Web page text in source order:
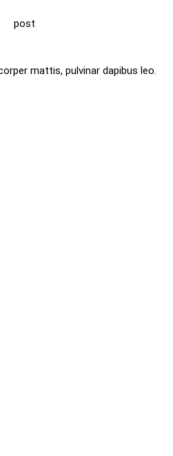
mattis, pulvinar dapibus leo.